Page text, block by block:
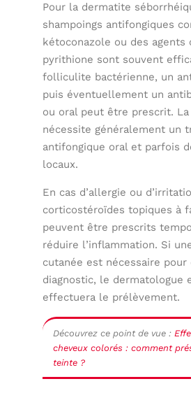
Pour la dermatite
shampoings antifongiques
kétoconazole ou des agents
pyrithione sont souvent
folliculite bactérienne, un
puis éventuellement un
ou oral peut être prescrit. La
nécessite généralement un
antifongique oral et parfois
locaux.
En cas d’allergie ou
corticostéroïdes topiques à
peuvent être prescrits
réduire l’inflammation. Si
cutanée est nécessaire
diagnostic, le dermatologue
effectuera le prélèvement.
Découvrez ce point de vue :
cheveux colorés : comment
teinte ?